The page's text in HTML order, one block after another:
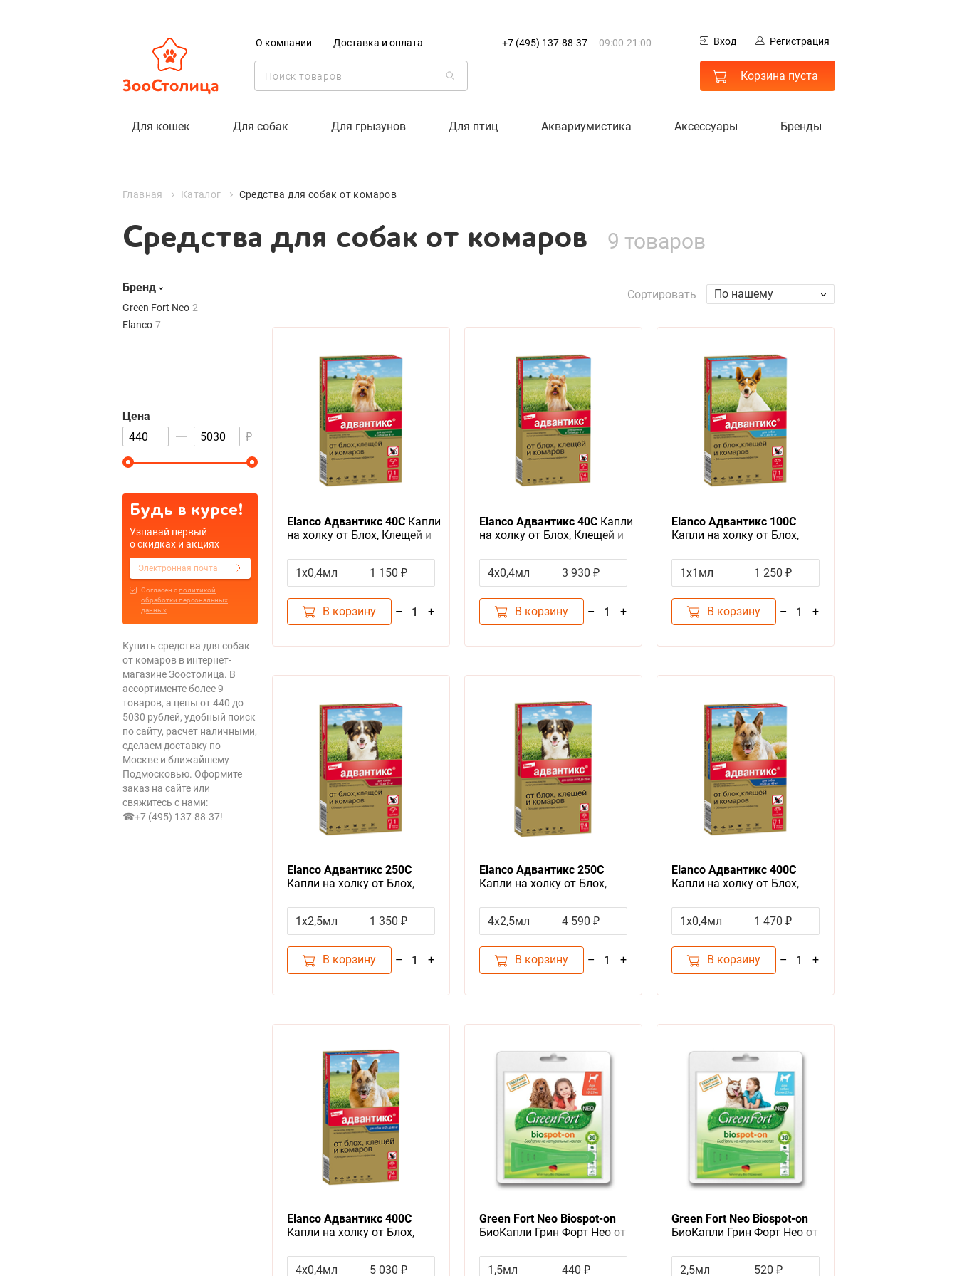
О компании Доставка и оплата +7 (495) 137-88-37 09:00-21:00 Вход Регистрация
Корзина пуста
Для кошек Для собак Для грызунов Для птиц Аквариумистика Аксессуары Бренды
Главная Каталог Средства для собак от комаров
Средства для собак от комаров 9 товаров
Бренд
Green Fort Neo 2
Elanco 7
Цена
₽
Будь в курсе!
Узнавай первый
о скидках и акциях
Cогласен сполитикой
обработки персональных
данных
Купить средства для собак
от комаров в интернет-
магазине Зоостолица. В
ассортименте более 9
товаров, а цены от 440 до
5030 рублей, удобный поиск
по сайту, расчет наличными,
сделаем доставку по
Москве и ближайшему
Подмосковью. Оформите
заказ на сайте или
свяжитесь с нами:
☎+7 (495) 137-88-37!
Сортировать По нашему
Elanco Адвантикс 40C Капли
на холку от Блох, Клещей и
собак весом до 4 кг
1х0,4мл 1 150 ₽
В корзину – 1 +
Elanco Адвантикс 40СКапли
на холку от Блох, Клещей и
4 кг
4x0,4мл 3 930 ₽
В корзину – 1 +
Elanco Адвантикс 100С
Капли на холку от Блох,
весом 4-10 кг
1x1мл 1 250 ₽
В корзину – 1 +
Elanco Адвантикс 250C
Капли на холку от Блох,
весом 10-25 кг
1x2,5мл 1 350 ₽
В корзину – 1 +
Elanco Адвантикс 250С
Капли на холку от Блох,
весом 10-25 кг
4x2,5мл 4 590 ₽
В корзину – 1 +
Elanco Адвантикс 400C
Капли на холку от Блох,
весом более 25 кг
1x0,4мл 1 470 ₽
В корзину – 1 +
Elanco Адвантикс 400С
Капли на холку от Блох,
весом 25-40 кг
4x0,4мл 5 030 ₽
Green Fort Neo Biospot-on
БиоКапли Грин Форт Нео от
Средних собак весом 10-25кг
1,5мл 440 ₽
Green Fort Neo Biospot-on
БиоКапли Грин Форт Нео от
Крупных собак весом более
25кг
2,5мл 520 ₽
Средства для собак от комаров
Бренд
Цена
+7 (495) 137-88-37
09:00-21:00
Корзина пуста
Доставка и оплата
Регистрация